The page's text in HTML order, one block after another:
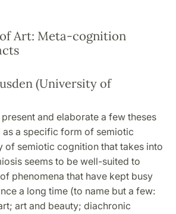
Art: Meta-cognition
(University of
and elaborate a few theses
a specific form of semiotic
of semiotic cognition that takes into
seems to be well-suited to
phenomena that have kept busy
a long time (to name but a few:
art and beauty; diachronic